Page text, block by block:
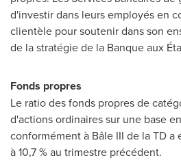
d'investir dans leurs employés en
clientèle pour soutenir dans son
de la stratégie de la Banque aux
Fonds propres
Le ratio des fonds propres de
d'actions ordinaires sur une base
conformément à Bâle III de la TD a
à 10,7 % au trimestre précédent.